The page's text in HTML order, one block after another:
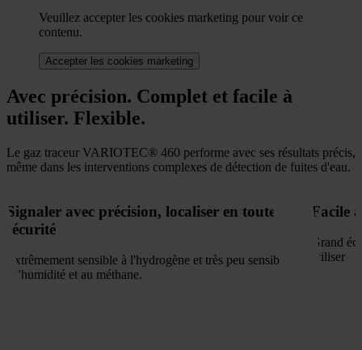
Veuillez accepter les cookies marketing pour voir ce
contenu.
Accepter les cookies marketing
Avec précision. Complet et facile à
utiliser. Flexible.
Le gaz traceur VARIOTEC® 460 performe avec ses résultats précis,
même dans les interventions complexes de détection de fuites d'eau.
Signaler avec précision, localiser en toute
sécurité
Extrêmement sensible à l'hydrogène et très peu sensible
à l'humidité et au méthane.
Facile
Grand
utiliser